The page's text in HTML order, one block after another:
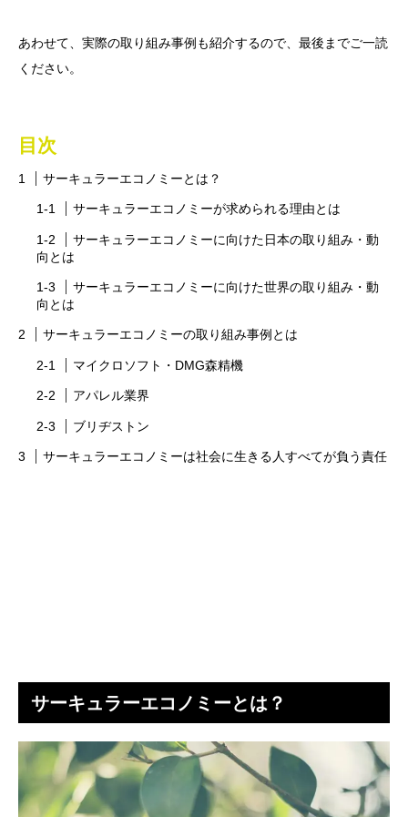
あわせて、実際の取り組み事例も紹介するので、最後までご一読
ください。
目次
サーキュラーエコノミーとは？
サーキュラーエコノミーが求められる理由とは
サーキュラーエコノミーに向けた日本の取り組み・動
向とは
サーキュラーエコノミーに向けた世界の取り組み・動
向とは
サーキュラーエコノミーの取り組み事例とは
マイクロソフト・DMG森精機
アパレル業界
ブリヂストン
サーキュラーエコノミーは社会に生きる人すべてが負う責任
サーキュラーエコノミーとは？